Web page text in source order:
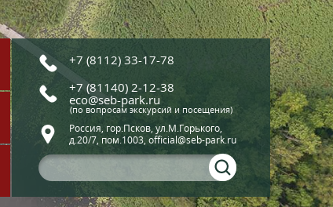
+7 (8112) 33-17-78
+7 (81140) 2-12-38
eco@seb-park.ru
(по вопросам экскурсий и посещения)
Россия, гор.Псков, ул.М.Горького,
д.20/7, пом.1003, official@seb-park.ru